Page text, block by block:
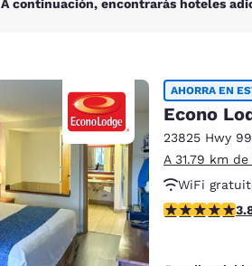
A continuación, encontrarás hoteles
AHORRA EN
Econo
23825 Hwy 99
A 31.79 km
WiFi
Se
calificación